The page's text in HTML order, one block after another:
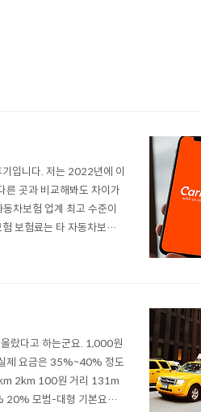
입니다. 저는 2022년에 이
른 곳과 비교해봐도 차이가
차보험 업계 최고 수준이
보험료는 타 자동차보험
동일한 수준의 보장을 하
랐다고 하는군요. 1,000원
제 요금은 35%~40% 정도
2km 100원 거리 131m
모범-대형 기본요금